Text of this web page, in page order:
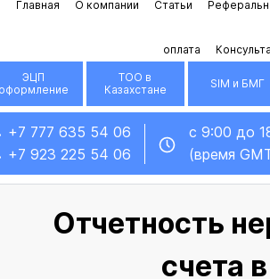
Главная О компании Статьи
оплата
ЭЦП
оформление
ТОО в
Казахстане
SIM и БМГ
+7 777 635 54 06
+7 923 225 54 06
с 9:00 до
(время
Отчетность
счета